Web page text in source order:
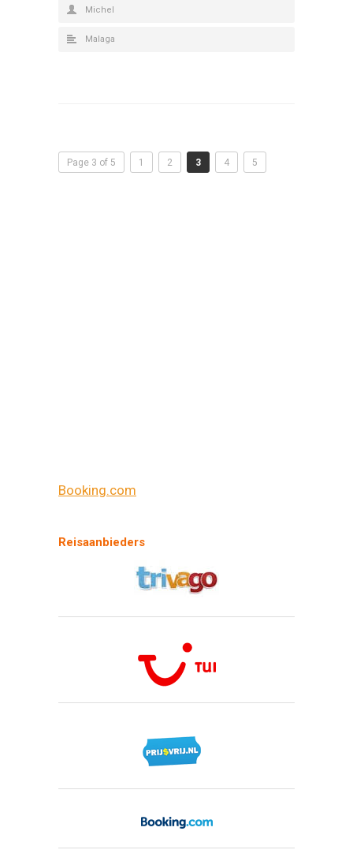
Michel
Malaga
Page 3 of 5 1 2 3 4 5
Booking.com
Reisaanbieders